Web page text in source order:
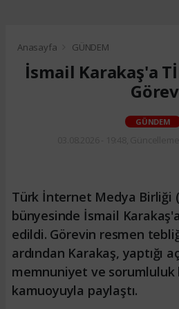
Anasayfa GÜNDEM
İsmail Karakaş'a
Görev
GÜNDEM
Türk İnternet Medya Birliği
bünyesinde İsmail
edildi. Görevin resmen
ardından Karakaş, yaptığı
memnuniyet ve sorumluluk
kamuoyuyla paylaştı.